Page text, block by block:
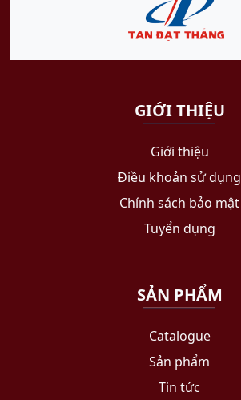
GIỚI THIỆU
Giới thiệu
Điều khoản sử dụng
Chính sách bảo mật
Tuyển dụng
SẢN PHẨM
Catalogue
Sản phẩm
Tin tức